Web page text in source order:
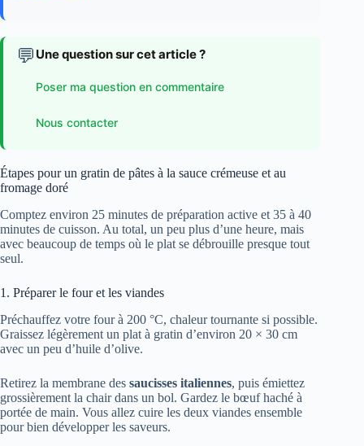
💬 Une question sur cet article ?
Poser ma question en commentaire
Nous contacter
Étapes pour un gratin de pâtes à la sauce crémeuse et au
fromage doré
Comptez environ 25 minutes de préparation active et 35 à 40
minutes de cuisson. Au total, un peu plus d’une heure, mais
avec beaucoup de temps où le plat se débrouille presque tout
seul.
1. Préparer le four et les viandes
Préchauffez votre four à 200 °C, chaleur tournante si possible.
Graissez légèrement un plat à gratin d’environ 20 × 30 cm
avec un peu d’huile d’olive.
Retirez la membrane des saucisses italiennes, puis émiettez
grossièrement la chair dans un bol. Gardez le bœuf haché à
portée de main. Vous allez cuire les deux viandes ensemble
pour bien développer les saveurs.